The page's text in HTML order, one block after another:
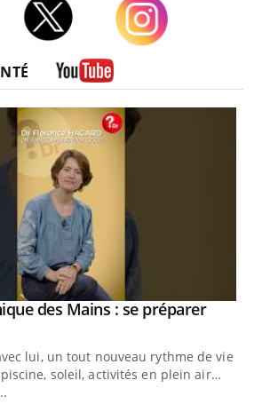
des Mains : se préparer
lui, un tout nouveau rythme de vie !
piscine, soleil, activités en plein air…